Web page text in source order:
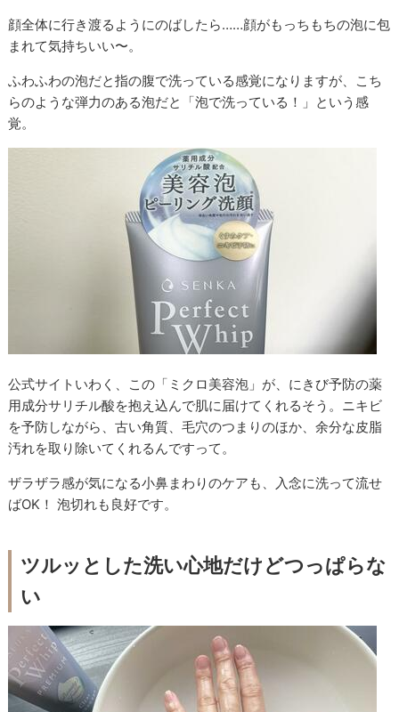
顔全体に行き渡るようにのばしたら……顔がもっちもちの泡に包
まれて気持ちいい〜。
ふわふわの泡だと指の腹で洗っている感覚になりますが、こち
らのような弾力のある泡だと「泡で洗っている！」という感
覚。
公式サイトいわく、この「ミクロ美容泡」が、にきび予防の薬
用成分サリチル酸を抱え込んで肌に届けてくれるそう。ニキビ
を予防しながら、古い角質、毛穴のつまりのほか、余分な皮脂
汚れを取り除いてくれるんですって。
ザラザラ感が気になる小鼻まわりのケアも、入念に洗って流せ
ばOK！ 泡切れも良好です。
ツルッとした洗い心地だけどつっぱらな
い